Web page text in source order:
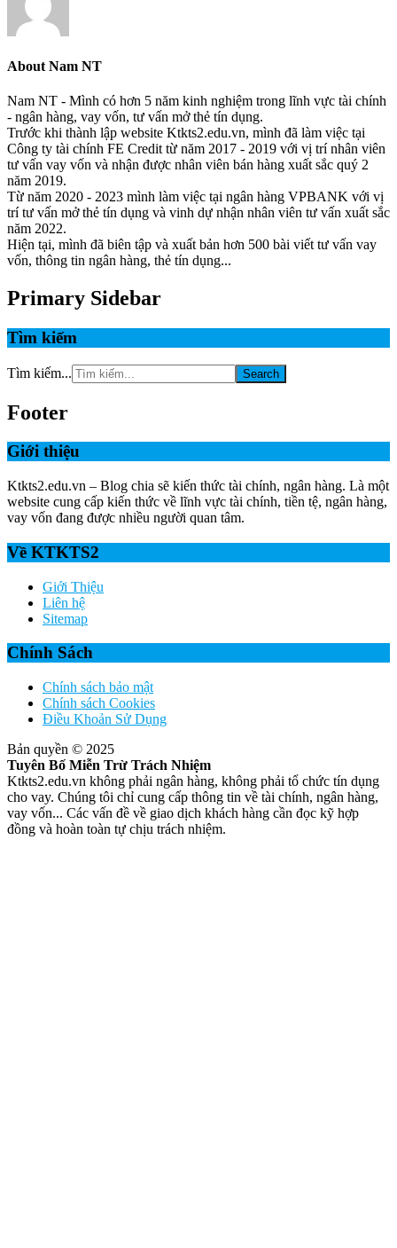
About Nam NT
Nam NT - Mình có hơn 5 năm kinh nghiệm trong lĩnh vực tài chính
- ngân hàng, vay vốn, tư vấn mở thẻ tín dụng.
Trước khi thành lập website Ktkts2.edu.vn, mình đã làm việc tại
Công ty tài chính FE Credit từ năm 2017 - 2019 với vị trí nhân viên
tư vấn vay vốn và nhận được nhân viên bán hàng xuất sắc quý 2
năm 2019.
Từ năm 2020 - 2023 mình làm việc tại ngân hàng VPBANK với vị
trí tư vấn mở thẻ tín dụng và vinh dự nhận nhân viên tư vấn xuất sắc
năm 2022.
Hiện tại, mình đã biên tập và xuất bản hơn 500 bài viết tư vấn vay
vốn, thông tin ngân hàng, thẻ tín dụng...
Primary Sidebar
Tìm kiếm
Tìm kiếm...
Footer
Giới thiệu
Ktkts2.edu.vn – Blog chia sẽ kiến thức tài chính, ngân hàng. Là một
website cung cấp kiến thức về lĩnh vực tài chính, tiền tệ, ngân hàng,
vay vốn đang được nhiều người quan tâm.
Về KTKTS2
Giới Thiệu
Liên hệ
Sitemap
Chính Sách
Chính sách bảo mật
Chính sách Cookies
Điều Khoản Sử Dụng
Bản quyền © 2025
Tuyên Bố Miễn Trừ Trách Nhiệm
Ktkts2.edu.vn không phải ngân hàng, không phải tổ chức tín dụng
cho vay. Chúng tôi chỉ cung cấp thông tin về tài chính, ngân hàng,
vay vốn... Các vấn đề về giao dịch khách hàng cần đọc kỹ hợp
đồng và hoàn toàn tự chịu trách nhiệm.